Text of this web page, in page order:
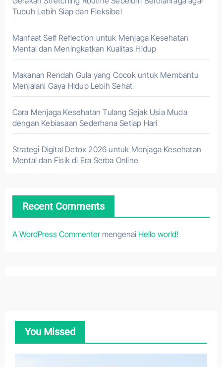
Tubuh Lebih Siap dan Fleksibel
Manfaat Self Reflection untuk Menjaga Kesehatan
Mental dan Meningkatkan Kualitas Hidup
Makanan Rendah Gula yang Cocok untuk Membantu
Menjalani Gaya Hidup Lebih Sehat
Cara Menjaga Kesehatan Tulang Sejak Usia Muda
dengan Kebiasaan Sederhana Setiap Hari
Strategi Digital Detox 2026 untuk Menjaga Kesehatan
Mental dan Fisik di Era Serba Online
Recent Comments
A WordPress Commentermengenai Hello world!
You Missed